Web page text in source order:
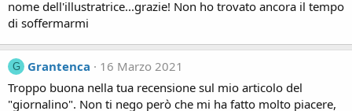
nome dell'illustratrice...grazie! Non ho trovato ancora il tempo
di soffermarmi
G Grantenca
16 Marzo 2021
Troppo buona nella tua recensione sul mio articolo del
"giornalino". Non ti nego però che mi ha fatto molto piacere,